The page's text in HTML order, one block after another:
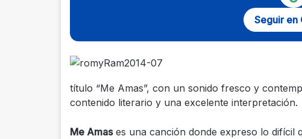
Seguir en
título “Me Amas”, con un sonido fresco y
contenido literario y una excelente interpretación.
Me Amases una canción donde expreso lo difícil